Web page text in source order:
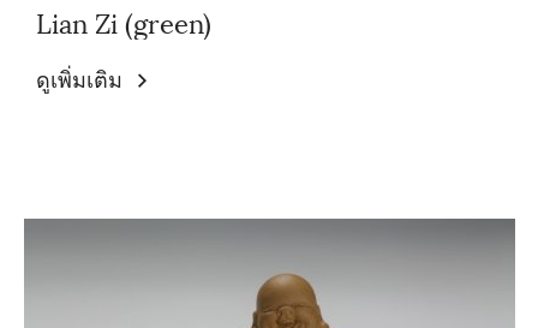
Lian Zi (green)
ดูเพิ่มเติม